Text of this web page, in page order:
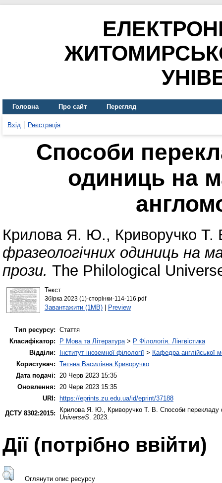
Головна Про сайт Перегляд
Вхід Реєстрація
Способи
одиниць на
Крилова Я. Ю., Криворучко Т.
фразеологічних одиниць на
прози. The Philological
Текст
Збірка 2023 (1)-сторінки-114-116.pdf
Завантажити (1MB)| Preview
Тип ресурсу: Стаття
Класифікатор:
P Мова та Література> P Філологія. Лінгвістика
Відділи:
Інститут іноземної філології > Кафедра англійської
Користувач: Тетяна Василівна Криворучко
Дата подачі: 20 Черв 2023 15:35
Оновлення: 20 Черв 2023 15:35
URI:
https://eprints.zu.edu.ua/id/eprint/37188
ДСТУ 8302:2015:
Крилова Я. Ю., Криворучко Т. В. Способи перекладу
UniverseS. 2023.
Дії ​​(потрібно ввійти)
Оглянути опис ресурсу